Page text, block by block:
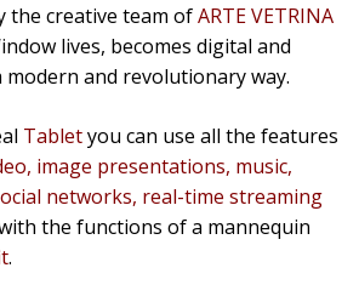
the creative team ofARTE VETRINA
lives, becomes digital and
modern and revolutionary way.
Tabletyou can use all the features
image presentations, music,
networks, real-time streaming
the functions of a mannequin
.